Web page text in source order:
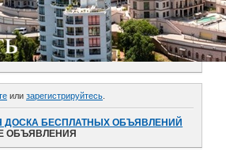
или зарегистрируйтесь
БЕСПЛАТНЫХ ОБЪЯВЛЕНИЙ
ОБЪЯВЛЕНИЯ